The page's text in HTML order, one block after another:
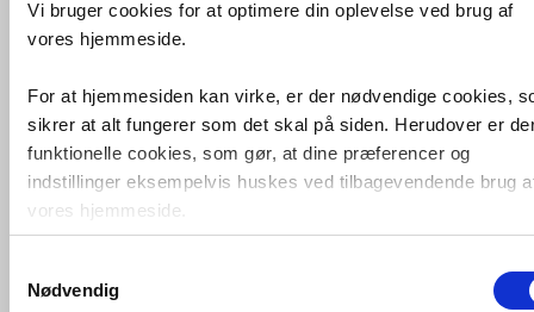
Vi bruger cookies for at optimere din oplevelse ved brug af
vores hjemmeside.
For at hjemmesiden kan virke, er der nødvendige cookies,
sikrer at alt fungerer som det skal på siden. Herudover er
funktionelle cookies, som gør, at dine præferencer og
indstillinger eksempelvis huskes ved tilbagevendende brug
vores hjemmeside.
Foruden nødvendige og funktionelle cookies er der
cookies. Disse bruger vi bl.a. til at måle trafik, omsætning,
Nødvendig
Conex støttebøsning 15 mm - t/pex
Relaterede produkter
Heglet hør (pakgarn) -
200 gram